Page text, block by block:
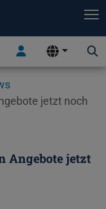
jetzt noch
Angebote jetzt